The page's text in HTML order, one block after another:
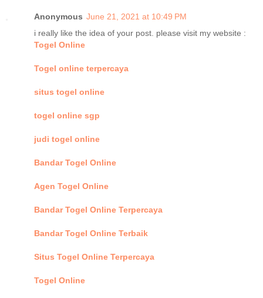
Anonymous June 21, 2021 at 10:49 PM
i really like the idea of your post. please visit my website :
Togel Online
Togel online terpercaya
situs togel online
togel online sgp
judi togel online
Bandar Togel Online
Agen Togel Online
Bandar Togel Online Terpercaya
Bandar Togel Online Terbaik
Situs Togel Online Terpercaya
Togel Online